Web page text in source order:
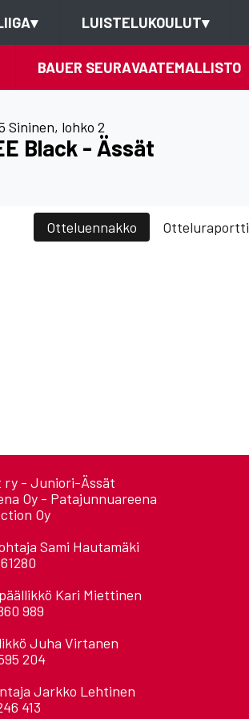
▾ LUISTELUKOULUT▾
BAUER SEURAVAATEMALLISTO
Sininen, lohko 2
Black - Ässät
Otteluennakko Otteluraportti
ry - Juniori-Ässät
Oy - Patajunnuareena
Oy
Sami Hautamäki
Kari Miettinen
989
Juha Virtanen
204
Jarkko Lehtinen
413